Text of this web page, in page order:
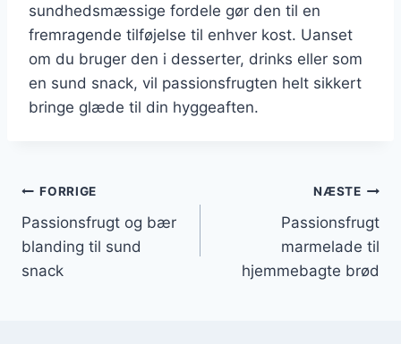
sundhedsmæssige fordele gør den til en
fremragende tilføjelse til enhver kost. Uanset
om du bruger den i desserter, drinks eller som
en sund snack, vil passionsfrugten helt sikkert
bringe glæde til din hyggeaften.
Indlægsnavigation
FORRIGE
Passionsfrugt og bær
blanding til sund
snack
NÆSTE
Passionsfrugt
marmelade til
hjemmebagte brød